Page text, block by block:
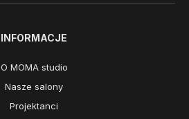
INFORMACJE
O MOMA studio
Nasze salony
Projektanci